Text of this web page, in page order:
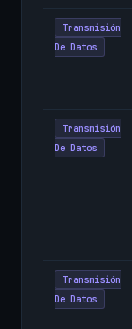
Transmisión
De Datos
Transmisión
De Datos
Transmisión
De Datos